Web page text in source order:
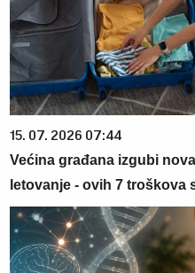
15. 07. 2026 07:44
Većina građana izgubi
letovanje - ovih 7 troškova